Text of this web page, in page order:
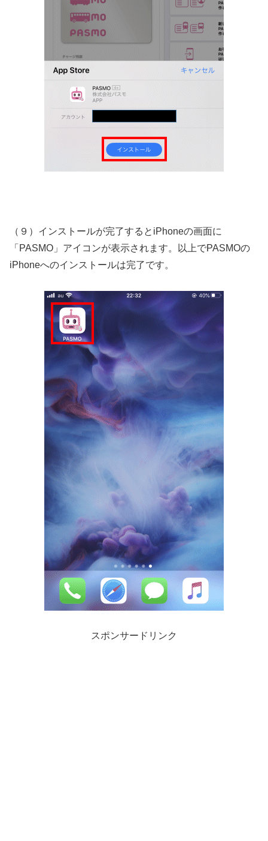
（９）インストールが完了するとiPhoneの画面に
「PASMO」アイコンが表示されます。以上でPASMOの
iPhoneへのインストールは完了です。
スポンサードリンク